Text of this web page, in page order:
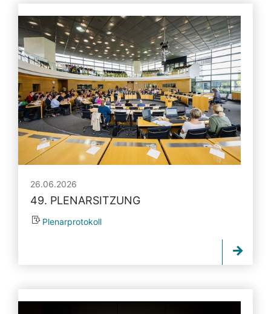
26.06.2026
49. PLENARSITZUNG
Plenarprotokoll